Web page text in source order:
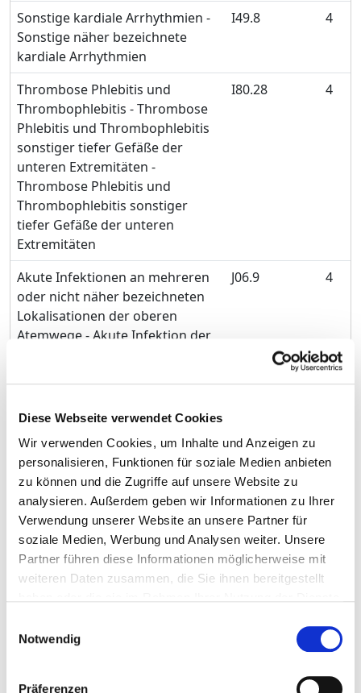
Diese Webseite verwendet Cookies
Wir verwenden Cookies, um Inhalte und Anzeigen zu
personalisieren, Funktionen für soziale Medien anbieten
zu können und die Zugriffe auf unsere Website zu
analysieren. Außerdem geben wir Informationen zu Ihrer
Verwendung unserer Website an unsere Partner für
soziale Medien, Werbung und Analysen weiter. Unsere
Partner führen diese Informationen möglicherweise mit
weiteren Daten zusammen, die Sie ihnen bereitgestellt
Notwendig
Präferenzen
Sonstige kardiale Arrhythmien -
Sonstige näher bezeichnete
kardiale Arrhythmien
I49.8 4
Thrombose Phlebitis und
Thrombophlebitis - Thrombose
Phlebitis und Thrombophlebitis
sonstiger tiefer Gefäße der
unteren Extremitäten -
Thrombose Phlebitis und
Thrombophlebitis sonstiger
tiefer Gefäße der unteren
Extremitäten
I80.28 4
Akute Infektionen an mehreren
oder nicht näher bezeichneten
Lokalisationen der oberen
Atemwege - Akute Infektion der
J06.9 4
Lungenkrankheit - Chronische
obstruktive Lungenkrankheit mit
akuter Exazerbation nicht näher
bezeichnet - FEV1 <35 des
Sollwertes
Zystitis - Akute Zystitis N30.0
Sonstige bakterielle
Darminfektionen - Enterokolitis
difficile ohne Megakolon ohne
A04.70 k.A.